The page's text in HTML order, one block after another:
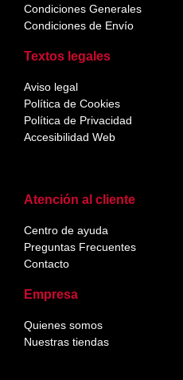
Atención al cliente
Centro de ayuda
Preguntas Frecuentes
Contacto
Empresa
Quienes somos
Nuestras tiendas
Condiciones Generales
Condiciones de Envío
Textos legales
Aviso legal
Política de Cookies
Política de Privacidad
Accesibilidad Web